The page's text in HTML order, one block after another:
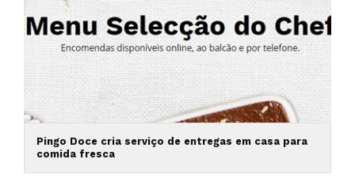
Pingo Doce cria serviço de entregas em casa para
comida fresca